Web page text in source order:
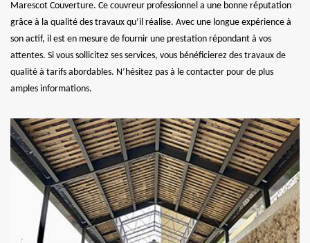
Marescot Couverture. Ce couvreur professionnel a une bonne réputation
grâce à la qualité des travaux qu’il réalise. Avec une longue expérience à
son actif, il est en mesure de fournir une prestation répondant à vos
attentes. Si vous sollicitez ses services, vous bénéficierez des travaux de
qualité à tarifs abordables. N’hésitez pas à le contacter pour de plus
amples informations.